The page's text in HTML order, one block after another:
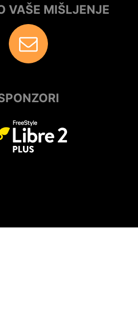
VAŠE MIŠLJENJE